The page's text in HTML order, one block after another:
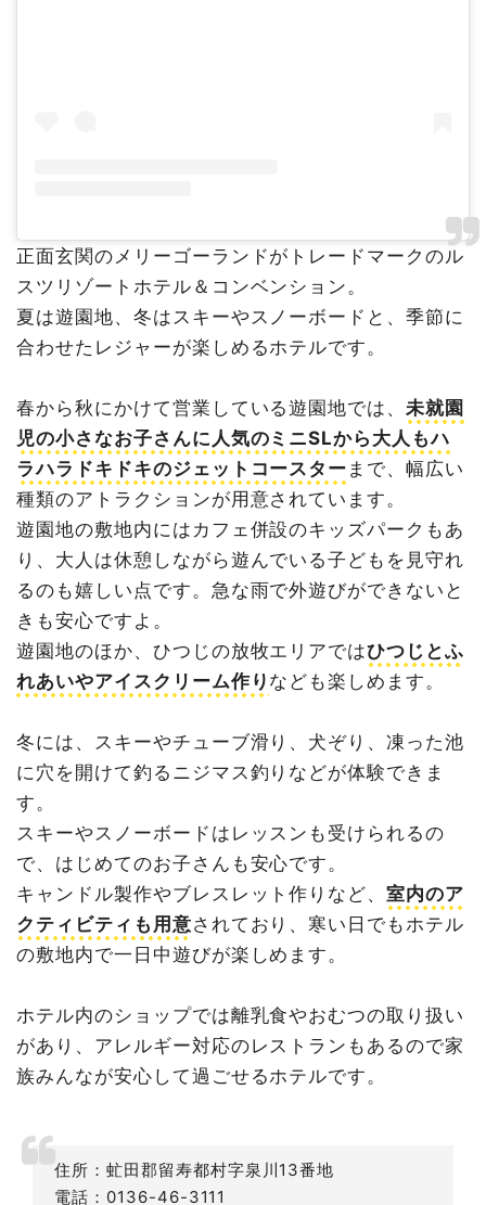
正面玄関のメリーゴーランドがトレードマークのル
スツリゾートホテル＆コンベンション。
夏は遊園地、冬はスキーやスノーボードと、季節に
合わせたレジャーが楽しめるホテルです。
春から秋にかけて営業している遊園地では、未就園
児の小さなお子さんに人気のミニSLから大人もハ
ラハラドキドキのジェットコースター まで、幅広い
種類のアトラクションが用意されています。
遊園地の敷地内にはカフェ併設のキッズパークもあ
り、大人は休憩しながら遊んでいる子どもを見守れ
るのも嬉しい点です。急な雨で外遊びができないと
きも安心ですよ。
遊園地のほか、ひつじの放牧エリアではひつじとふ
れあいやアイスクリーム作り なども楽しめます。
冬には、スキーやチューブ滑り、犬ぞり、凍った池
に穴を開けて釣るニジマス釣りなどが体験できま
す。
スキーやスノーボードはレッスンも受けられるの
で、はじめてのお子さんも安心です。
キャンドル製作やブレスレット作りなど、室内のア
クティビティも用意されており、寒い日でもホテル
の敷地内で一日中遊びが楽しめます。
ホテル内のショップでは離乳食やおむつの取り扱い
があり、アレルギー対応のレストランもあるので家
族みんなが安心して過ごせるホテルです。
住所：虻田郡留寿都村字泉川13番地
電話：0136-46-3111